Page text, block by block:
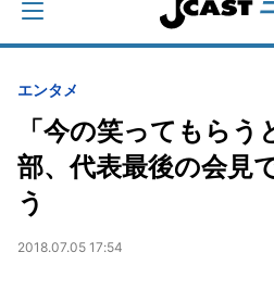
エンタメ
「今の笑ってもら
部、代表最後の会見
う
2018.07.05 17:54